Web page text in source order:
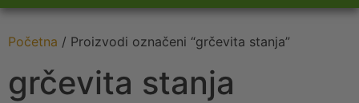
Početna / Proizvodi označeni “grčevita stanja”
grčevita stanja